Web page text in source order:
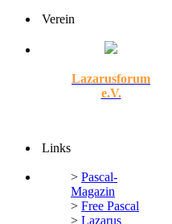
Verein
Lazarusforum
e.V.
Links
> Pascal-
Magazin
> Free Pascal
> Lazarus